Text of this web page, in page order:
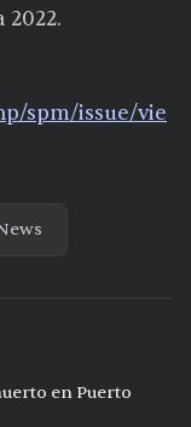
spm/issue/vie
en Puerto